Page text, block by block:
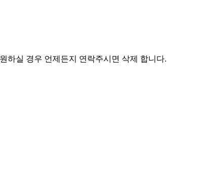
하실 경우 언제든지 연락주시면 삭제 합니다.